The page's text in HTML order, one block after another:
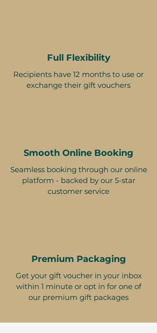
Full Flexibility
Recipients have 12 months to use or
exchange their gift vouchers
Smooth Online Booking
Seamless booking through our online
platform - backed by our 5-star
customer service
Premium Packaging
Get your gift voucher in your inbox
within 1 minute or opt in for one of
our premium gift packages